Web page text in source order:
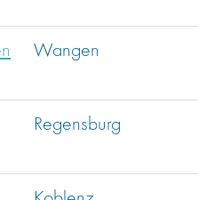
Wangen
Regensburg